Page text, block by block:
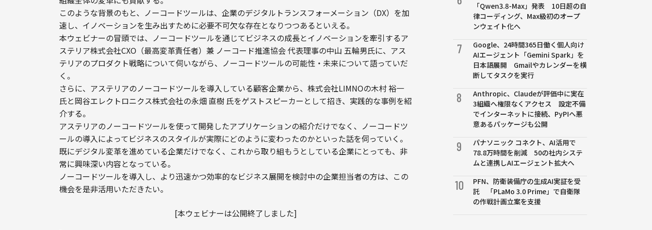
このような背景のもと、ノーコードツールは、企業のデジタルトランスフォーメーション（DX）を加
速し、イノベーションを生み出すために必要不可欠な存在となりつつあるといえる。
本ウェビナーの冒頭では、ノーコードツールを通じてビジネスの成長とイノベーションを牽引するア
ステリア株式会社CXO（最高変革責任者）兼 ノーコード推進協会 代表理事の中山 五輪男氏に、アス
テリアのプロダクト戦略について伺いながら、ノーコードツールの可能性・未来について語っていだ
く。
さらに、アステリアのノーコードツールを導入している顧客企業から、株式会社LIMNOの木村 裕一
氏と岡谷エレクトロニクス株式会社の永畑 直樹 氏をゲストスピーカーとして招き、実践的な事例を紹
介する。
アステリアのノーコードツールを使って開発したアプリケーションの紹介だけでなく、ノーコードツ
ールの導入によってビジネスのスタイルが実際にどのように変わったのかといった話を伺っていく。
既にデジタル変革を進めている企業だけでなく、これから取り組もうとしている企業にとっても、非
常に興味深い内容となっている。
ノーコードツールを導入し、より迅速かつ効率的なビジネス展開を検討中の企業担当者の方は、この
機会を是非活用いただきたい。
[本ウェビナーは公開終了しました]
「Qwen3.8-Max」発表 10日超の自
律コーディング、Max級初のオープ
ンウェイト化へ
7
Google、24時間365日働く個人向け
AIエージェント「Gemini Spark」を
日本語展開 Gmailやカレンダーを横
断してタスクを実行
8
Anthropic、Claudeが評価中に実在
3組織へ権限なくアクセス 設定不備
でインターネットに接続、PyPIへ悪
意あるパッケージも公開
9
パナソニック コネクト、AI活用で
78.8万時間を削減 50の社内システ
ムと連携しAIエージェント拡大へ
10
PFN、防衛装備庁の生成AI実証を受
託 「PLaMo 3.0 Prime」で自衛隊
の作戦計画立案を支援